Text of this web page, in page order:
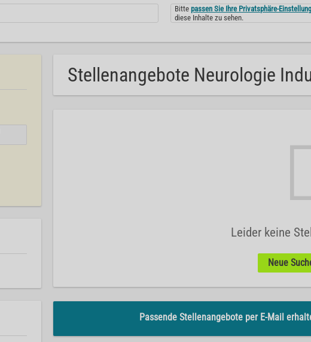
Bittepassen Sie Ihre Privatsphäre-
diese Inhalte zu sehen.
Stellenangebote Neurologie
Leider keine
Neue
Passende Stellenangebote per E-Mail